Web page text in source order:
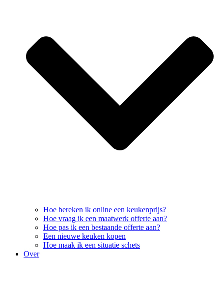
Hoe bereken ik online een keukenprijs?
Hoe vraag ik een maatwerk offerte aan?
Hoe pas ik een bestaande offerte aan?
Een nieuwe keuken kopen
Hoe maak ik een situatie schets
Over